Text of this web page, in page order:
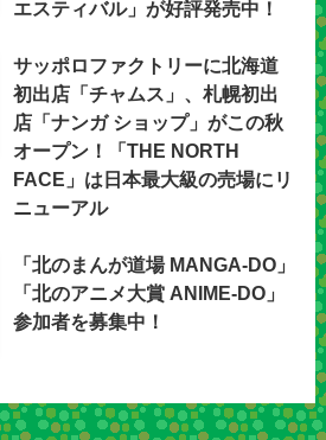
エスティバル」が好評発売中！
サッポロファクトリーに北海道
初出店「チャムス」、札幌初出
店「ナンガ ショップ」がこの秋
オープン！「THE NORTH
FACE」は日本最大級の売場にリ
ニューアル
「北のまんが道場 MANGA-DO」
「北のアニメ大賞 ANIME-DO」
参加者を募集中！